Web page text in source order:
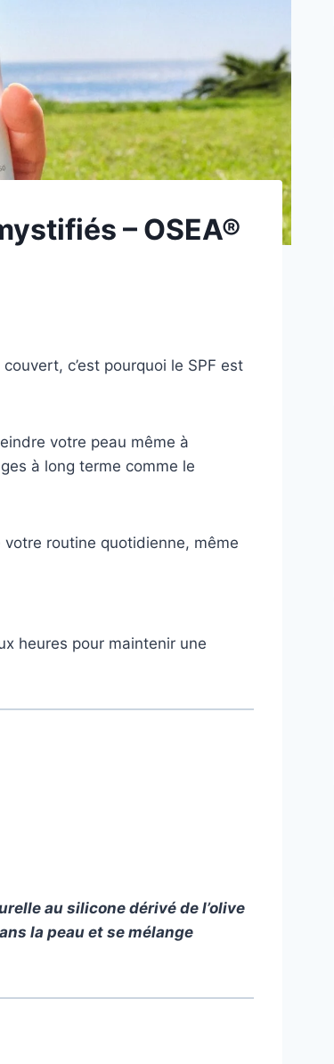
– OSEA®
c’est pourquoi le SPF est
votre peau même à
à long terme comme le
routine quotidienne, même
heures pour maintenir une
au silicone dérivé de l’olive
la peau et se mélange